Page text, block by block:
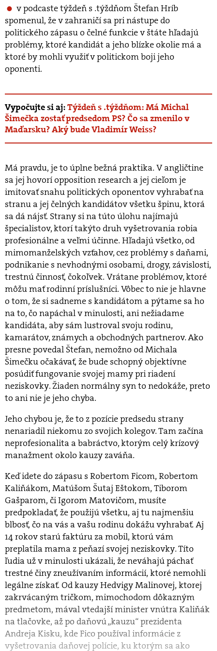
v podcaste týždeň s .týždňom Štefan Hríb
spomenul, že v zahraničí sa pri nástupe do
politického zápasu o čelné funkcie v štáte hľadajú
problémy, ktoré kandidát a jeho blízke okolie má a
ktoré by mohli využiť v politickom boji jeho
oponenti.
Vypočujte si aj:Týždeň s .týždňom: Má Michal
Šimečka zostať predsedom PS? Čo sa zmenilo v
Maďarsku? Aký bude Vladimír Weiss?
Má pravdu, je to úplne bežná praktika. V angličtine
sa jej hovorí opposition research a jej cieľom je
imitovať snahu politických oponentov vyhrabať na
stranu a jej čelných kandidátov všetku špinu, ktorá
sa dá nájsť. Strany si na túto úlohu najímajú
špecialistov, ktorí takýto druh vyšetrovania robia
profesionálne a veľmi účinne. Hľadajú všetko, od
mimomanželských vzťahov, cez problémy s daňami,
podnikanie s nevhodnými osobami, drogy, závislosti,
trestnú činnosť, čokoľvek. Vrátane problémov, ktoré
môžu mať rodinní príslušníci. Vôbec to nie je hlavne
o tom, že si sadneme s kandidátom a pýtame sa ho
na to, čo napáchal v minulosti, ani nežiadame
kandidáta, aby sám lustroval svoju rodinu,
kamarátov, známych a obchodných partnerov. Ako
presne povedal Štefan, nemožno od Michala
Šimečku očakávať, že bude schopný objektívne
posúdiť fungovanie svojej mamy pri riadení
neziskovky. Žiaden normálny syn to nedokáže, preto
to ani nie je jeho chyba.
Jeho chybou je, že to z pozície predsedu strany
nenariadil niekomu zo svojich kolegov. Tam začína
neprofesionalita a babráctvo, ktorým celý krízový
manažment okolo kauzy zaváňa.
Keď idete do zápasu s Robertom Ficom, Robertom
Kaliňákom, Matúšom Šutaj Eštokom, Tiborom
Gašparom, či Igorom Matovičom, musíte
predpokladať, že použijú všetku, aj tu najmenšiu
blbosť, čo na vás a vašu rodinu dokážu vyhrabať. Aj
14 rokov starú faktúru za mobil, ktorú vám
preplatila mama z peňazí svojej neziskovky. Títo
ľudia už v minulosti ukázali, že neváhajú páchať
trestné činy zneužívaním informácií, ktoré nemohli
legálne získať. Od kauzy Hedvigy Malinovej, ktorej
zakrvácaným tričkom, mimochodom dôkazným
predmetom, mával vtedajší minister vnútra Kaliňák
na tlačovke, až po daňovú „kauzu“ prezidenta
Andreja Kisku, kde Fico používal informácie z
vyšetrovania daňovej polície, ku ktorým sa ako